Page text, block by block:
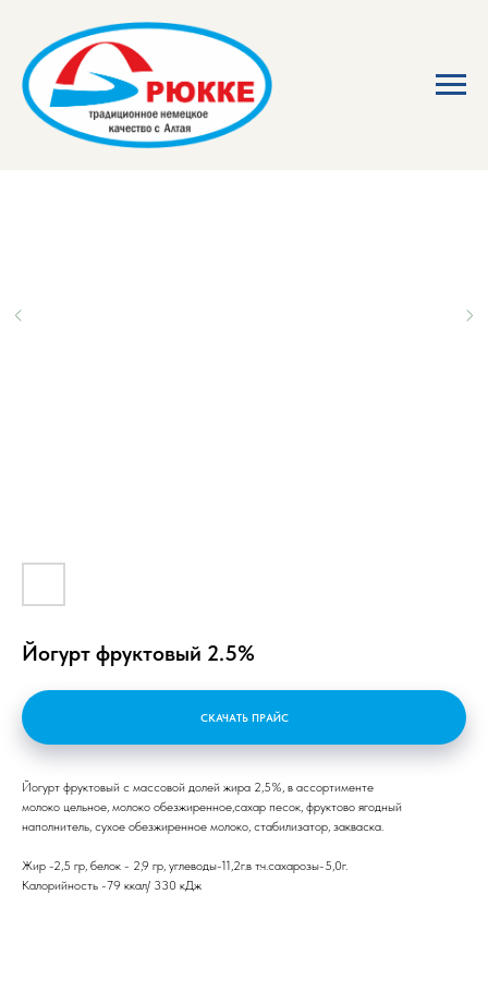
Йогурт фруктовый 2.5%
СКАЧАТЬ ПРАЙС
Йогурт фруктовый с массовой долей жира 2,5%, в ассортименте
молоко цельное, молоко обезжиренное,сахар песок, фруктово ягодный
наполнитель, сухое обезжиренное молоко, стабилизатор, закваска.
Жир -2,5 гр, белок - 2,9 гр, углеводы-11,2г.в т.ч.сахарозы-5,0г.
Калорийность -79 ккал/ 330 кДж